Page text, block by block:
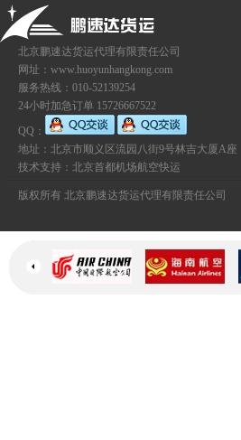
北京鹏速达货运代理有限责任公司
网址：www.huoyunhangkong.com
服务热线：010-52139254
24小时加急订单 15726667522
QQ：
地址：北京市顺义区流园八街9号林吉大厦A座
技术支持： 北京首都机场航空快运
版权所有 北京鹏速达货运代理有限责任公司